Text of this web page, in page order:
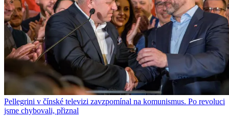
Pellegrini v čínské televizi zavzpomínal na komunismus. Po revoluci
jsme chybovali, přiznal